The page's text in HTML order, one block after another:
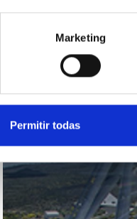
Marketing
Permitir todas